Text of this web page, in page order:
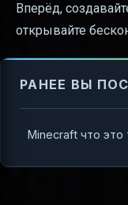
Вперёд,
открывайте
РАНЕЕ ВЫ